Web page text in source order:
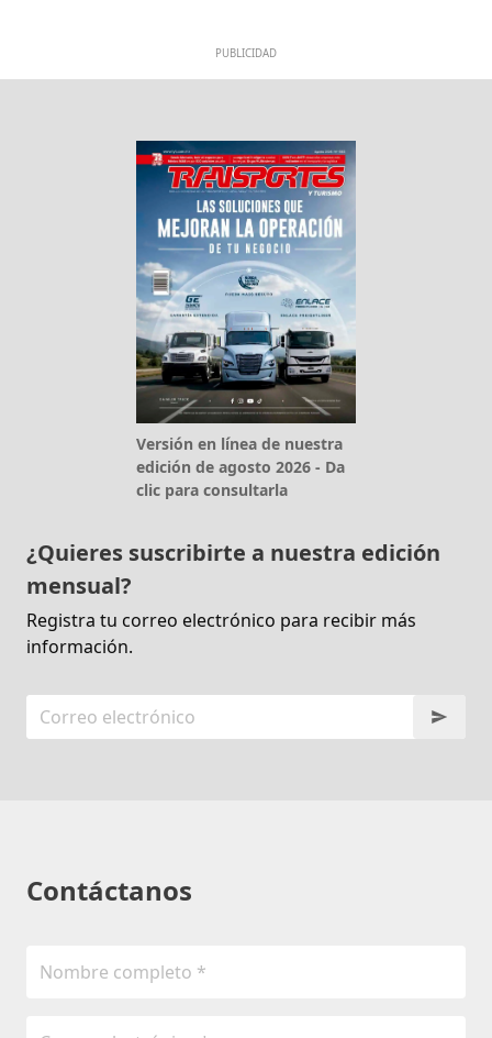
PUBLICIDAD
Versión en línea de nuestra
edición de agosto 2026 - Da
clic para consultarla
¿Quieres suscribirte a nuestra edición
mensual?
Registra tu correo electrónico para recibir más
información.
Contáctanos